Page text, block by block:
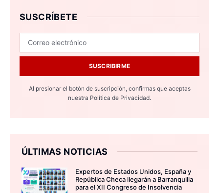
SUSCRÍBETE
SUSCRIBIRME
Al presionar el botón de suscripción, confirmas que aceptas
nuestra Política de Privacidad.
ÚLTIMAS NOTICIAS
Expertos de Estados Unidos, España y
República Checa llegarán a Barranquilla
para el XII Congreso de Insolvencia